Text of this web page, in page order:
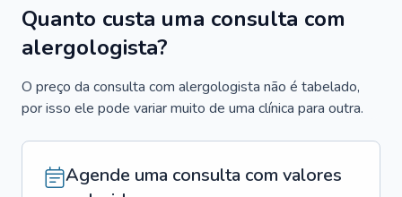
Quanto custa uma consulta com
alergologista?
O preço da consulta com alergologista não é tabelado,
por isso ele pode variar muito de uma clínica para outra.
Agende uma consulta com valores